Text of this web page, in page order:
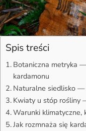
Spis treści
Botaniczna metryka
kardamonu
Naturalne siedlisko —
Kwiaty u stóp rośliny
Warunki klimatyczne,
Jak rozmnaża się